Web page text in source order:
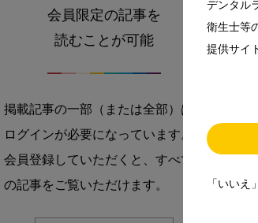
デンタル
衛生士等
提供サイ
「いいえ
会員限定の記事を
読むことが可能
掲載記事の一部（または全部）は
ログインが必要になっています。
会員登録していただくと、すべて
の記事をご覧いただけます。